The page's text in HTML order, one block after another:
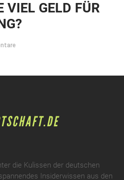
VIEL GELD FÜR
die Kulissen der deutschen
Insiderwissen aus den